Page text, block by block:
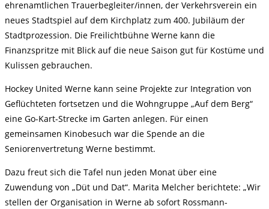
ehrenamtlichen Trauerbegleiter/innen, der Verkehrsverein ein
neues Stadtspiel auf dem Kirchplatz zum 400. Jubiläum der
Stadtprozession. Die Freilichtbühne Werne kann die
Finanzspritze mit Blick auf die neue Saison gut für Kostüme und
Kulissen gebrauchen.
Hockey United Werne kann seine Projekte zur Integration von
Geflüchteten fortsetzen und die Wohngruppe „Auf dem Berg“
eine Go-Kart-Strecke im Garten anlegen. Für einen
gemeinsamen Kinobesuch war die Spende an die
Seniorenvertretung Werne bestimmt.
Dazu freut sich die Tafel nun jeden Monat über eine
Zuwendung von „Düt und Dat“. Marita Melcher berichtete: „Wir
stellen der Organisation in Werne ab sofort Rossmann-